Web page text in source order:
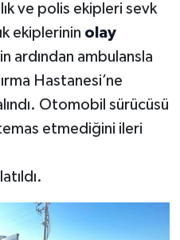
ve polis ekipleri sevk
ekiplerinin olay
ardından ambulansla
Hastanesi’ne
Otomobil sürücüsü
etmediğini ileri